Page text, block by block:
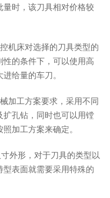
时，该刀具相对价格较
床对选择的刀具类型的
的条件下，可以使用高
给量的车刀。
工方案要求，采用不同
孔钻，同时也可以用镗
加工方案来确定。
外形，对于刀具的类型以
表面就需要采用特殊的